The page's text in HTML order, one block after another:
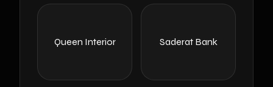
Saderat Bank
Queen Interior